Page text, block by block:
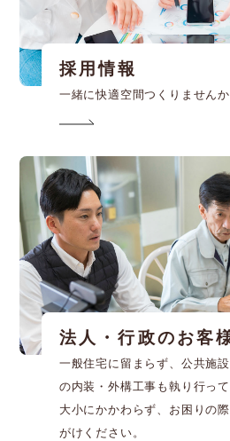
採用情報
一緒に快適空間つくりませんか
法人・行政のお客
一般住宅に留まらず、公共施
の内装・外構工事も執り行っ
大小にかかわらず、お困りの
がけください。